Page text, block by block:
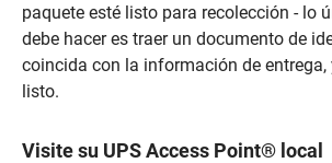
paquete esté listo para recolección - lo
debe hacer es traer un documento de
coincida con la información de
listo.
Visite su UPS Access Point® local